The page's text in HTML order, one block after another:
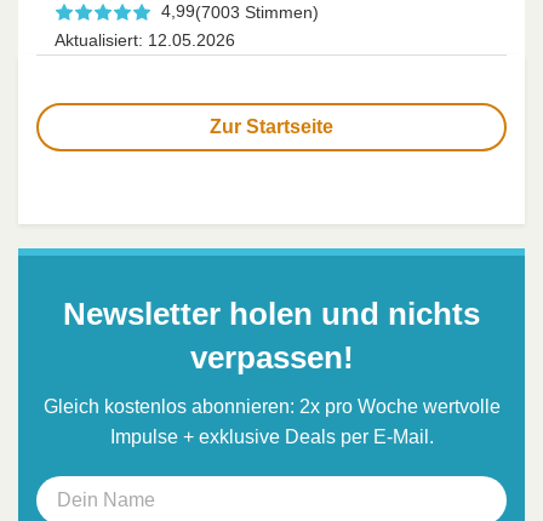
4,99(7003 Stimmen)
Aktualisiert: 12.05.2026
Zur Startseite
Newsletter holen und nichts
verpassen!
Gleich kostenlos abonnieren: 2x pro Woche wertvolle
Impulse + exklusive Deals per E-Mail.